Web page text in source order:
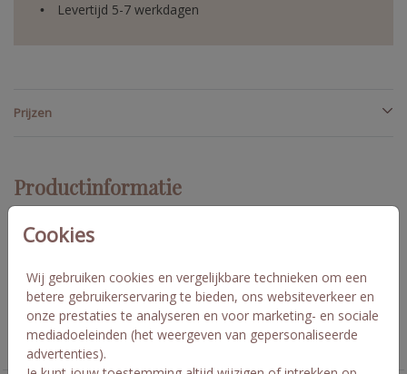
Cookies
Wij gebruiken cookies en vergelijkbare technieken om een
betere gebruikerservaring te bieden, ons websiteverkeer en
onze prestaties te analyseren en voor marketing- en sociale
mediadoeleinden (het weergeven van gepersonaliseerde
advertenties).
Levertijd 5-7 werkdagen
Prijzen
Productinformatie
Omschrijving
Collectie
Tegel